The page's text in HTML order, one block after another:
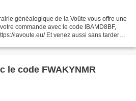
généalogique de la Voûte vous offre une
commande avec le code IBAMD8BF,
lavoute.eu/ Et venez aussi sans tarder
le code FWAKYNMR